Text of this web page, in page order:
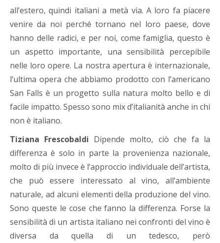
all’estero, quindi italiani a metà via. A loro fa piacere
venire da noi perché tornano nel loro paese, dove
hanno delle radici, e per noi, come famiglia, questo è
un aspetto importante, una sensibilità percepibile
nelle loro opere. La nostra apertura è internazionale,
l’ultima opera che abbiamo prodotto con l’americano
San Falls è un progetto sulla natura molto bello e di
facile impatto. Spesso sono mix d’italianità anche in chi
non è italiano.
Tiziana Frescobaldi Dipende molto, ciò che fa la
differenza è solo in parte la provenienza nazionale,
molto di più invece è l’approccio individuale dell’artista,
che può essere interessato al vino, all’ambiente
naturale, ad alcuni elementi della produzione del vino.
Sono queste le cose che fanno la differenza. Forse la
sensibilità di un artista italiano nei confronti del vino è
diversa da quella di un tedesco, però